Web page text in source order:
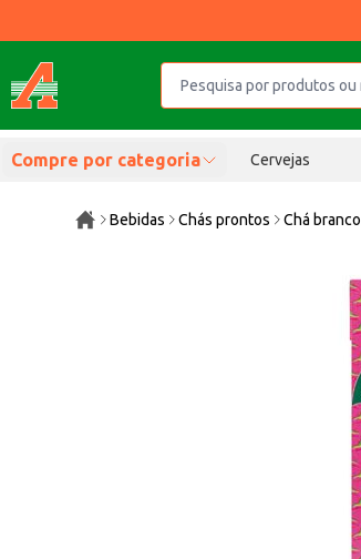
Compre por categoria Cervejas
Bebidas Chás prontos Chá branco